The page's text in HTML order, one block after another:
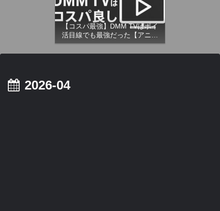
【コスパ最強】DMM TVはポイ
活目線でも最強だった【アニメ
好き必見】
2026-04